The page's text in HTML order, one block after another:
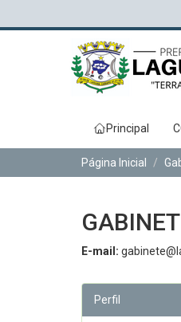
Principal
Página Inicial
E-mail:
Perfil